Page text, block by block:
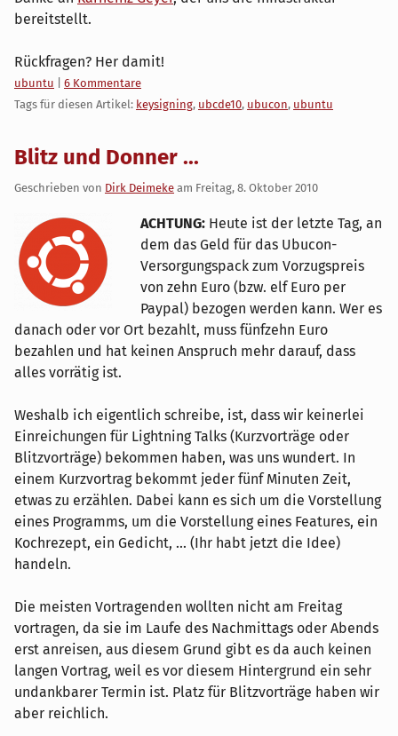
bereitstellt.
Rückfragen? Her damit!
Kategorien:
ubuntu
6 Kommentare
Tags für diesen Artikel: keysigning, ubcde10, ubucon, ubuntu
Blitz und Donner ...
Geschrieben von Dirk Deimeke am Freitag, 8. Oktober 2010
ACHTUNG: Heute ist der letzte Tag, an
dem das Geld für das Ubucon-
Versorgungspack zum Vorzugspreis
von zehn Euro (bzw. elf Euro per
Paypal) bezogen werden kann. Wer es
danach oder vor Ort bezahlt, muss fünfzehn Euro
bezahlen und hat keinen Anspruch mehr darauf, dass
alles vorrätig ist.
Weshalb ich eigentlich schreibe, ist, dass wir keinerlei
Einreichungen für Lightning Talks (Kurzvorträge oder
Blitzvorträge) bekommen haben, was uns wundert. In
einem Kurzvortrag bekommt jeder fünf Minuten Zeit,
etwas zu erzählen. Dabei kann es sich um die Vorstellung
eines Programms, um die Vorstellung eines Features, ein
Kochrezept, ein Gedicht, ... (Ihr habt jetzt die Idee)
handeln.
Die meisten Vortragenden wollten nicht am Freitag
vortragen, da sie im Laufe des Nachmittags oder Abends
erst anreisen, aus diesem Grund gibt es da auch keinen
langen Vortrag, weil es vor diesem Hintergrund ein sehr
undankbarer Termin ist. Platz für Blitzvorträge haben wir
aber reichlich.